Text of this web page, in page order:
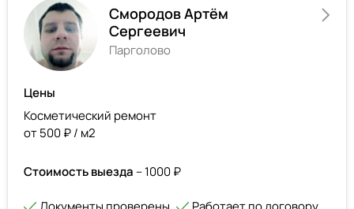
Смородов Артём
Сергеевич
Парголово
Цены
Косметический ремонт
от 500 ₽ / м2
Стоимость выезда – 1000 ₽